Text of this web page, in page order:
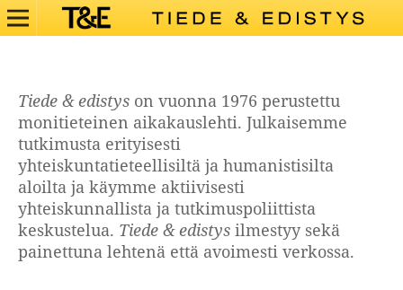
Tiede & edistyson vuonna 1976 perustettu
monitieteinen aikakauslehti. Julkaisemme
tutkimusta erityisesti
yhteiskuntatieteellisiltä ja humanistisilta
aloilta ja käymme aktiivisesti
yhteiskunnallista ja tutkimuspoliittista
keskustelua. Tiede & edistysilmestyy sekä
painettuna lehtenä että avoimesti verkossa.